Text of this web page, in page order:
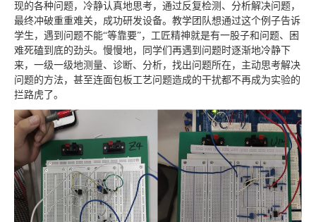
现的各种问题，冷静认真地思考，通过反复检测、分析解决问题，
最终冲破重重难关，成功研发设备。教学团队想通过这个例子告诉
学生，遇到问题不能“等靠要”，工匠精神就是有一股子和问题、困
难死磕到底的劲头。慢慢地，同学们再遇到问题时逐渐地冷静下
来，一级一级地测量、诊断、分析，找出问题所在，主动思考解决
问题的方法，甚至连面包板工艺问题造成的干扰都不再成为实验的
拦路虎了。